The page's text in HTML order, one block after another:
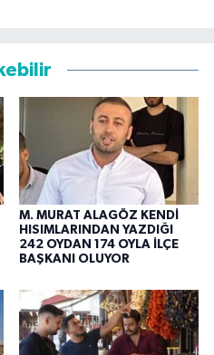
M. MURAT ALAGÖZ KENDİ
HISIMLARINDAN YAZDIĞI
242 OYDAN 174 OYLA İLÇE
BAŞKANI OLUYOR